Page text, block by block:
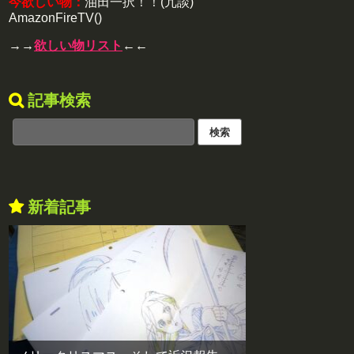
AmazonFireTV()
→→欲しい物リスト ←←
記事検索
新着記事